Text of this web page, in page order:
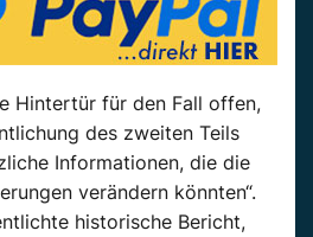
Hintertür für den Fall offen,
des zweiten Teils
Informationen, die die
verändern könnten“.
historische Bericht,